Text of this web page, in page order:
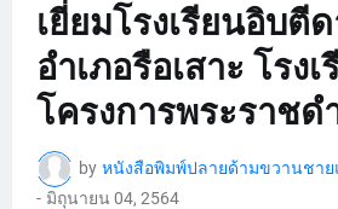
เยี่ยมโรงเรียนอิบตี
อำเภอรือเสาะ โรง
โครงการพระราชด
by หนังสือพิมพ์ปลายด้ามขวานชาย
- มิถุนายน 04, 2564